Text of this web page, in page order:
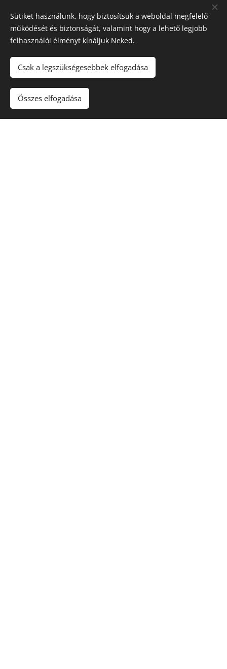
Sütiket használunk, hogy biztosítsuk a weboldal megfelelő
működését és biztonságát, valamint hogy a lehető legjobb
felhasználói élményt kínáljuk Neked.
Csak a legszükségesebbek elfogadása
Összes elfogadása